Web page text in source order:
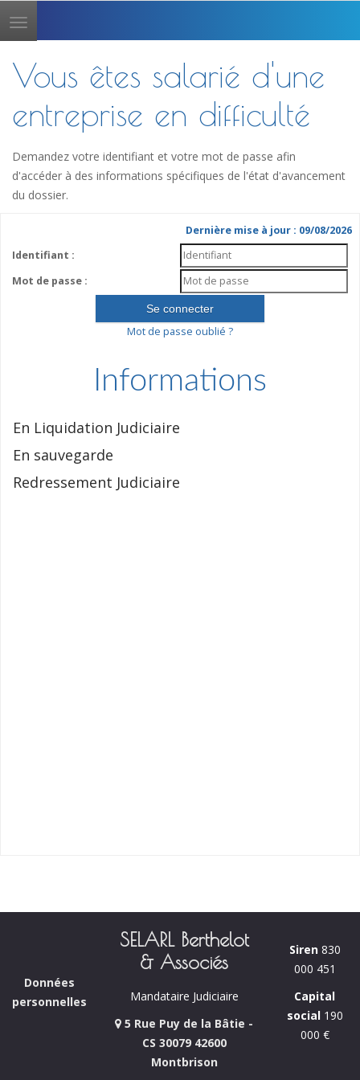
Toggle
navigation
Vous êtes salarié d'une
entreprise en difficulté
Demandez votre identifiant et votre mot de passe afin
d'accéder à des informations spécifiques de l'état d'avancement
du dossier.
Dernière mise à jour : 09/08/2026
Identifiant :
Mot de passe :
Mot de passe oublié ?
Informations
En Liquidation Judiciaire
En sauvegarde
Redressement Judiciaire
Données
personnelles
SELARL Berthelot
& Associés
Mandataire Judiciaire
5 Rue Puy de la Bâtie -
CS 30079 42600
Montbrison
Siren830
000 451
Capital
social190
000 €